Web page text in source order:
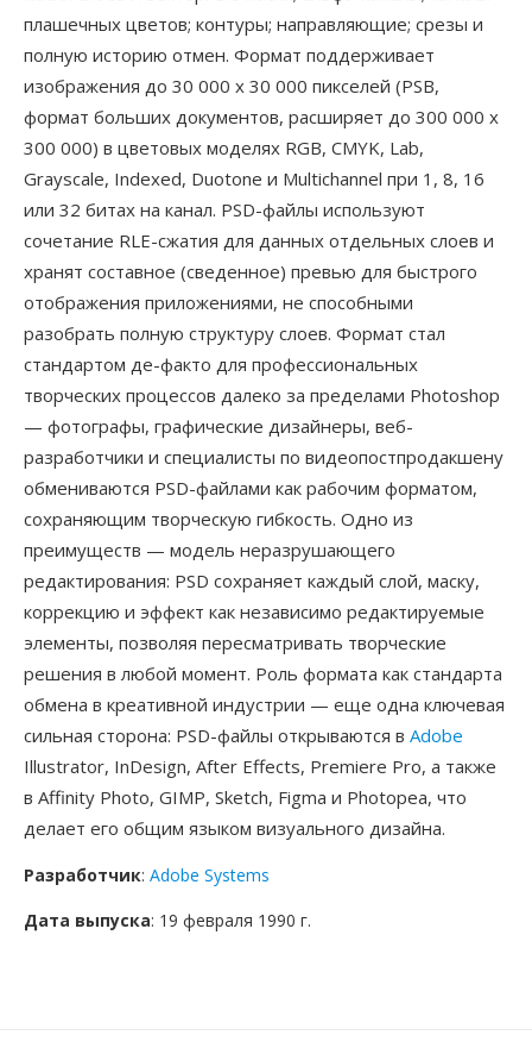
плашечных цветов; контуры; направляющие; срезы и
полную историю отмен. Формат поддерживает
изображения до 30 000 x 30 000 пикселей (PSB,
формат больших документов, расширяет до 300 000 x
300 000) в цветовых моделях RGB, CMYK, Lab,
Grayscale, Indexed, Duotone и Multichannel при 1, 8, 16
или 32 битах на канал. PSD-файлы используют
сочетание RLE-сжатия для данных отдельных слоев и
хранят составное (сведенное) превью для быстрого
отображения приложениями, не способными
разобрать полную структуру слоев. Формат стал
стандартом де-факто для профессиональных
творческих процессов далеко за пределами Photoshop
— фотографы, графические дизайнеры, веб-
разработчики и специалисты по видеопостпродакшену
обмениваются PSD-файлами как рабочим форматом,
сохраняющим творческую гибкость. Одно из
преимуществ — модель неразрушающего
редактирования: PSD сохраняет каждый слой, маску,
коррекцию и эффект как независимо редактируемые
элементы, позволяя пересматривать творческие
решения в любой момент. Роль формата как стандарта
обмена в креативной индустрии — еще одна ключевая
сильная сторона: PSD-файлы открываются в Adobe
Illustrator, InDesign, After Effects, Premiere Pro, а также
в Affinity Photo, GIMP, Sketch, Figma и Photopea, что
делает его общим языком визуального дизайна.
Разработчик: Adobe Systems
Дата выпуска: 19 февраля 1990 г.